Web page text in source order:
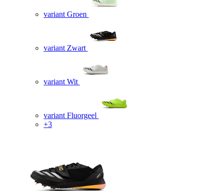
variant Groen
variant Zwart
variant Wit
variant Fluorgeel
+3